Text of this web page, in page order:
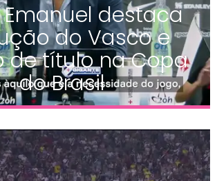
Emanuel destaca
do Vasco e
de título na Copa
do Brasil